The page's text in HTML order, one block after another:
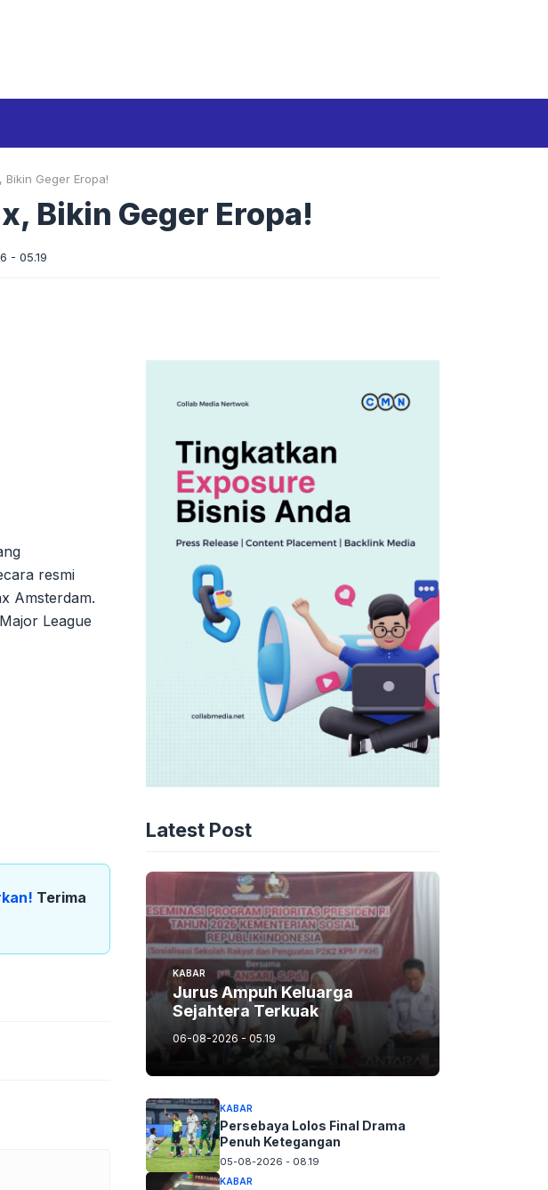
Bikin Geger Eropa!
Bikin Geger Eropa!
- 05.19
resmi
Amsterdam.
League
Terima
Latest Post
KABAR
Jurus Ampuh Keluarga
Sejahtera Terkuak
06-08-2026 - 05.19
KABAR
Persebaya Lolos Final Drama
Penuh Ketegangan
05-08-2026 - 08.19
KABAR